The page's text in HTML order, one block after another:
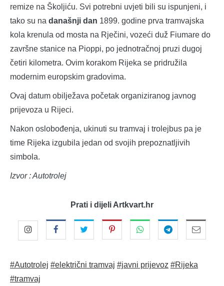
remize na Školjiću. Svi potrebni uvjeti bili su ispunjeni, i
tako su na današnji dan 1899. godine prva tramvajska
kola krenula od mosta na Rječini, vozeći duž Fiumare do
završne stanice na Pioppi, po jednotračnoj pruzi dugoj
četiri kilometra. Ovim korakom Rijeka se pridružila
modernim europskim gradovima.
Ovaj datum obilježava početak organiziranog javnog
prijevoza u Rijeci.
Nakon oslobođenja, ukinuti su tramvaj i trolejbus pa je
time Rijeka izgubila jedan od svojih prepoznatljivih
simbola.
Izvor : Autotrolej
Prati i dijeli Artkvart.hr
#Autotrolej #električni tramvaj #javni prijevoz #Rijeka
#tramvaj